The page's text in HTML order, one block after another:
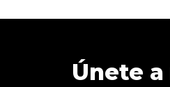
Únete